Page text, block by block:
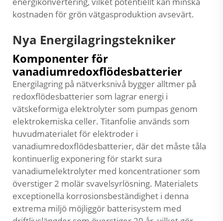
kostnaden för grön vätgasproduktion avsevärt.
Nya Energilagringstekniker
Komponenter för
vanadiumredoxflödesbatterier
Energilagring på nätverksnivå bygger alltmer på
redoxflödesbatterier som lagrar energi i
vätskeformiga elektrolyter som pumpas genom
elektrokemiska celler. Titanfolie används som
huvudmaterialet för elektroder i
vanadiumredoxflödesbatterier, där det måste tåla
kontinuerlig exponering för starkt sura
vanadiumelektrolyter med koncentrationer som
överstiger 2 molär svavelsyrlösning. Materialets
exceptionella korrosionsbeständighet i denna
extrema miljö möjliggör batterisystem med